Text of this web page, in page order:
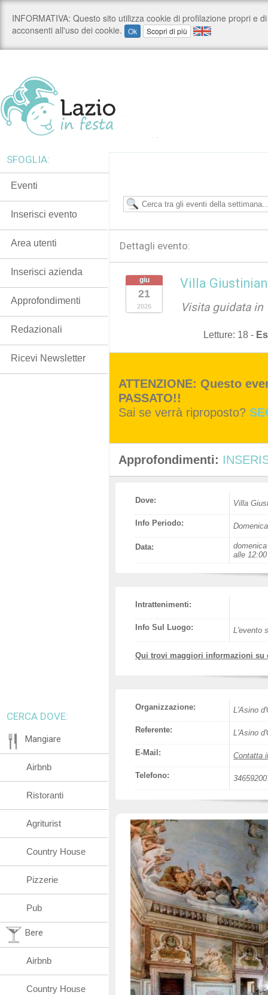
Dettagli evento:
giu
21
2026
Villa
Visita guidata in
Letture: 18 -
ATTENZIONE: Questo
PASSATO!!
Sai se verrà riproposto?
Approfondimenti:
Dove: Villa
Info Periodo:
Data:
alle 12:00
Intrattenimenti:
Info Sul Luogo: L'evento
Qui trovi maggiori informazioni su
Organizzazione: L'Asino
Referente: L'Asino
E-Mail: Contatta
Telefono:
SFOGLIA:
Eventi
Inserisci evento
Area utenti
Inserisci azienda
Approfondimenti
Redazionali
Ricevi Newsletter
CERCA DOVE:
Mangiare
Airbnb
Ristoranti
Agriturist
Country House
Pizzerie
Pub
Bere
Airbnb
Country House